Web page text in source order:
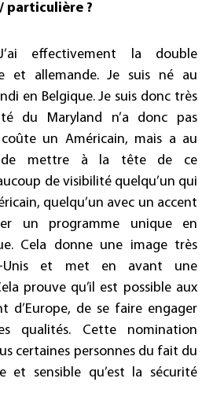
particulière ?
effectivement la double
et allemande. Je suis né au
en Belgique. Je suis donc très
du Maryland n’a donc pas
un Américain, mais a au
de mettre à la tête de ce
de visibilité quelqu’un qui
quelqu’un avec un accent
un programme unique en
Cela donne une image très
Unis et met en avant une
prouve qu’il est possible aux
d’Europe, de se faire engager
qualités. Cette nomination
certaines personnes du fait du
et sensible qu’est la sécurité